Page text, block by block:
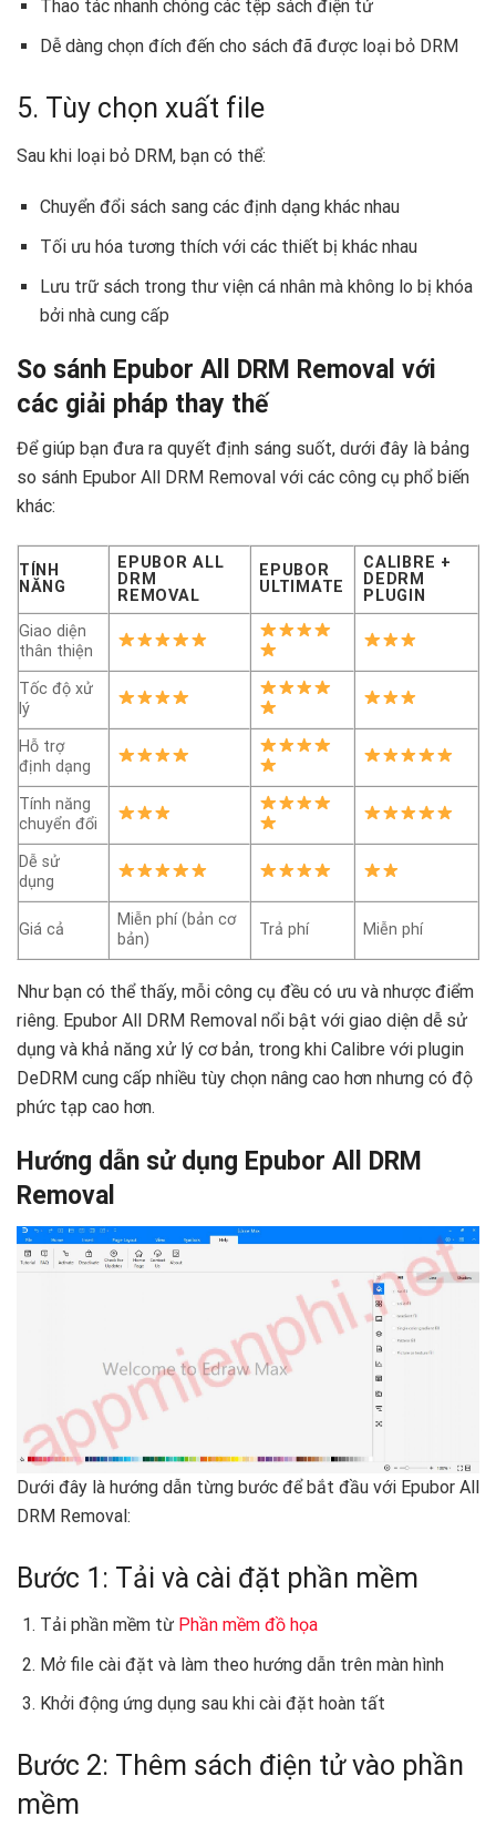
Thao tác nhanh chóng các tệp sách điện tử
Dễ dàng chọn đích đến cho sách đã được loại bỏ DRM
5. Tùy chọn xuất file
Sau khi loại bỏ DRM, bạn có thể:
Chuyển đổi sách sang các định dạng khác nhau
Tối ưu hóa tương thích với các thiết bị khác nhau
Lưu trữ sách trong thư viện cá nhân mà không lo bị khóa
bởi nhà cung cấp
So sánh Epubor All DRM Removal với
các giải pháp thay thế
Để giúp bạn đưa ra quyết định sáng suốt, dưới đây là bảng
so sánh Epubor All DRM Removal với các công cụ phổ biến
khác:
TÍNH
NĂNG
EPUBOR ALL
DRM
REMOVAL
EPUBOR
ULTIMATE
CALIBRE +
DEDRM
PLUGIN
Giao diện
thân thiện
Tốc độ xử
lý
Hỗ trợ
định dạng
Tính năng
chuyển đổi
Dễ sử
dụng
Giá cả
Miễn phí (bản cơ
bản)
Trả phí Miễn phí
Như bạn có thể thấy, mỗi công cụ đều có ưu và nhược điểm
riêng. Epubor All DRM Removal nổi bật với giao diện dễ sử
dụng và khả năng xử lý cơ bản, trong khi Calibre với plugin
DeDRM cung cấp nhiều tùy chọn nâng cao hơn nhưng có độ
phức tạp cao hơn.
Hướng dẫn sử dụng Epubor All DRM
Removal
Dưới đây là hướng dẫn từng bước để bắt đầu với Epubor All
DRM Removal:
Bước 1: Tải và cài đặt phần mềm
Tải phần mềm từ Phần mềm đồ họa
Mở file cài đặt và làm theo hướng dẫn trên màn hình
Khởi động ứng dụng sau khi cài đặt hoàn tất
Bước 2: Thêm sách điện tử vào phần
mềm